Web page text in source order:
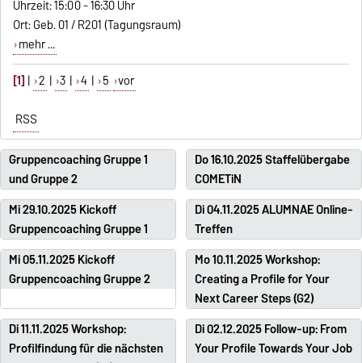
Uhrzeit: 15:00 - 16:30 Uhr
Ort: Geb. 01 / R201 (Tagungsraum)
mehr ...
[1] | 2 | 3 | 4 | 5 vor
RSS
Gruppencoaching Gruppe 1
und Gruppe 2
Do 16.10.2025 Staffelübergabe
COMETiN
Mi 29.10.2025 Kickoff
Gruppencoaching Gruppe 1
Di 04.11.2025 ALUMNAE Online-
Treffen
Mi 05.11.2025 Kickoff
Gruppencoaching Gruppe 2
Mo 10.11.2025 Workshop:
Creating a Profile for Your
Next Career Steps (G2)
Di 11.11.2025 Workshop:
Profilfindung für die nächsten
Di 02.12.2025 Follow-up: From
Your Profile Towards Your Job